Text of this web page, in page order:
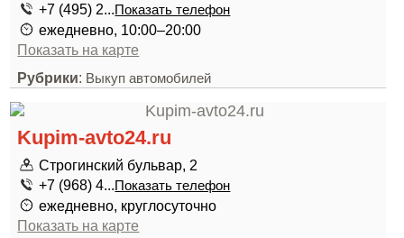
+7 (495) 2...Показать телефон
ежедневно, 10:00–20:00
Показать на карте
Рубрики: Выкуп автомобилей
Kupim-avto24.ru
Строгинский бульвар, 2
+7 (968) 4...Показать телефон
ежедневно, круглосуточно
Показать на карте